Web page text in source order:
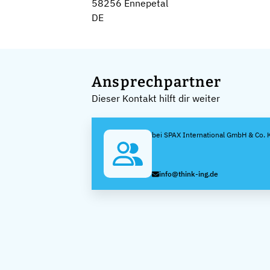
58256 Ennepetal
DE
Ansprechpartner
Dieser Kontakt hilft dir weiter
bei SPAX International GmbH & Co.
info@think-ing.de